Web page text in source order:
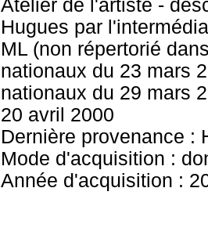
Atelier de l'artiste -
Hugues par
ML (non répertorié
nationaux du 23 mars
nationaux du 29 mars
20 avril 2000
Dernière provenance :
Mode d'acquisition :
Année d'acquisition :